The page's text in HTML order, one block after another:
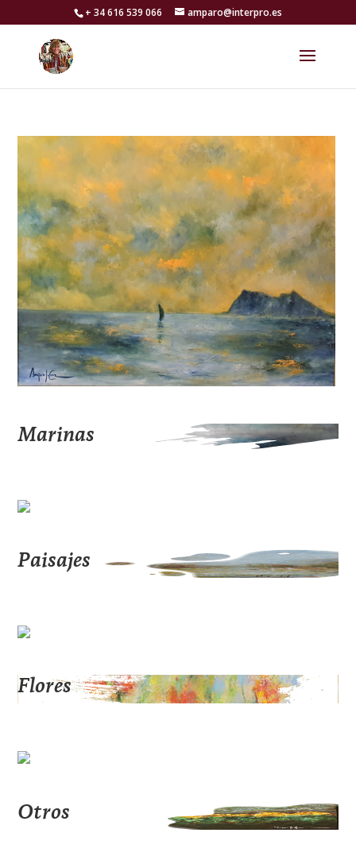
+ 34 616 539 066 amparo@interpro.es
Marinas
Paisajes
Flores
Otros